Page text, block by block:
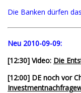
Die Banken dürfen
Neu 2010-09-09:
[12:30] Video: Die
[12:00] DE noch vor